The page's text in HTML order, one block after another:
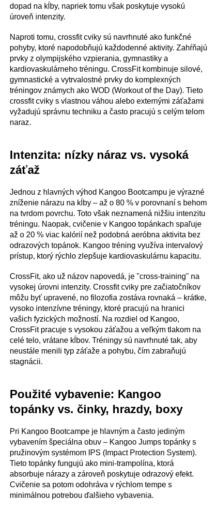
dopad na kĺby, napriek tomu však poskytuje vysokú
úroveň intenzity.
Naproti tomu, crossfit cviky sú navrhnuté ako funkčné
pohyby, ktoré napodobňujú každodenné aktivity. Zahŕňajú
prvky z olympijského vzpierania, gymnastiky a
kardiovaskulárneho tréningu. CrossFit kombinuje silové,
gymnastické a vytrvalostné prvky do komplexných
tréningov známych ako WOD (Workout of the Day). Tieto
crossfit cviky s vlastnou váhou alebo externými záťažami
vyžadujú správnu techniku a často pracujú s celým telom
naraz.
Intenzita: nízky náraz vs. vysoká
záťaž
Jednou z hlavných výhod Kangoo Bootcampu je výrazné
zníženie nárazu na kĺby – až o 80 % v porovnaní s behom
na tvrdom povrchu. Toto však neznamená nižšiu intenzitu
tréningu. Naopak, cvičenie v Kangoo topánkach spaľuje
až o 20 % viac kalórií než podobná aeróbna aktivita bez
odrazových topánok. Kangoo tréning využíva intervalový
prístup, ktorý rýchlo zlepšuje kardiovaskulárnu kapacitu.
CrossFit, ako už názov napovedá, je "cross-training" na
vysokej úrovni intenzity. Crossfit cviky pre začiatočníkov
môžu byť upravené, no filozofia zostáva rovnaká – krátke,
vysoko intenzívne tréningy, ktoré pracujú na hranici
vašich fyzických možností. Na rozdiel od Kangoo,
CrossFit pracuje s vysokou záťažou a veľkým tlakom na
celé telo, vrátane kĺbov. Tréningy sú navrhnuté tak, aby
neustále menili typ záťaže a pohybu, čím zabraňujú
stagnácii.
Použité vybavenie: Kangoo
topánky vs. činky, hrazdy, boxy
Pri Kangoo Bootcampe je hlavným a často jediným
vybavením špeciálna obuv – Kangoo Jumps topánky s
pružinovým systémom IPS (Impact Protection System).
Tieto topánky fungujú ako mini-trampolína, ktorá
absorbuje nárazy a zároveň poskytuje odrazový efekt.
Cvičenie sa potom odohráva v rýchlom tempe s
minimálnou potrebou ďalšieho vybavenia.